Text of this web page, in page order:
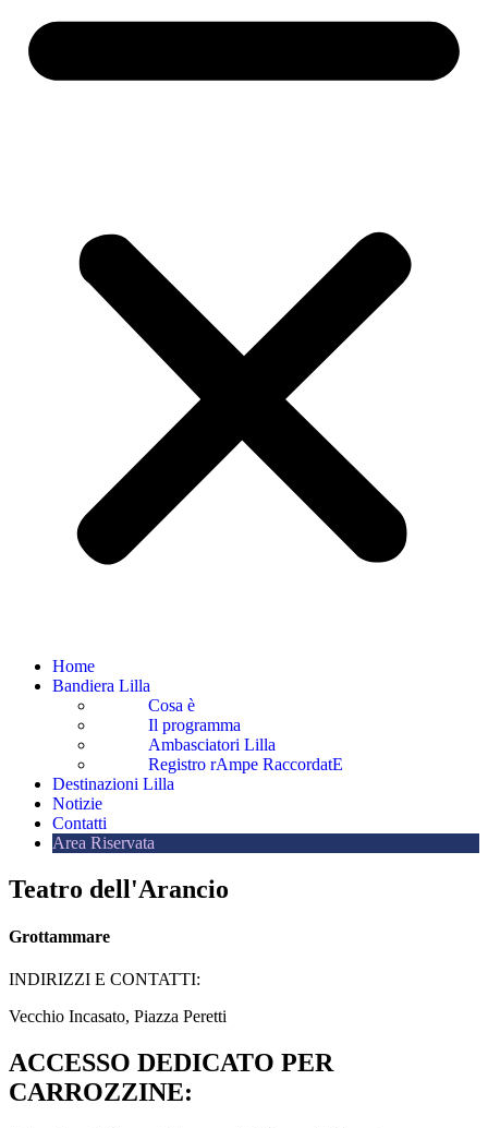
Home
Bandiera Lilla
Cosa è
Il programma
Ambasciatori Lilla
Registro rAmpe RaccordatE
Destinazioni Lilla
Notizie
Contatti
Area Riservata
Teatro dell'Arancio
Grottammare
INDIRIZZI E CONTATTI:​
Vecchio Incasato, Piazza Peretti
ACCESSO DEDICATO PER
CARROZZINE: